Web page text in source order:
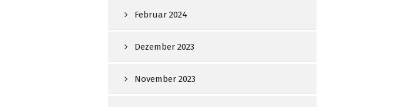
Februar 2024
Dezember 2023
November 2023